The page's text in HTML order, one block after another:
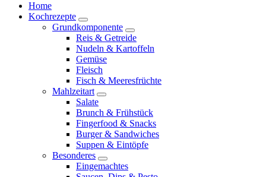
Home
Kochrezepte
expand
child
menu
Grundkomponente
expand
child
menu
Reis & Getreide
Nudeln & Kartoffeln
Gemüse
Fleisch
Fisch & Meeresfrüchte
Mahlzeitart
expand
child
menu
Salate
Brunch & Frühstück
Fingerfood & Snacks
Burger & Sandwiches
Suppen & Eintöpfe
Besonderes
expand
child
Eingemachtes